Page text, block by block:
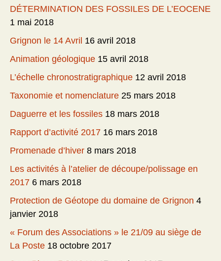
DÉTERMINATION DES FOSSILES DE L’EOCENE
1 mai 2018
Grignon le 14 Avril 16 avril 2018
Animation géologique 15 avril 2018
L’échelle chronostratigraphique 12 avril 2018
Taxonomie et nomenclature 25 mars 2018
Daguerre et les fossiles 18 mars 2018
Rapport d’activité 2017 16 mars 2018
Promenade d’hiver 8 mars 2018
Les activités à l’atelier de découpe/polissage en
2017 6 mars 2018
Protection de Géotope du domaine de Grignon 4
janvier 2018
« Forum des Associations » le 21/09 au siège de
La Poste 18 octobre 2017